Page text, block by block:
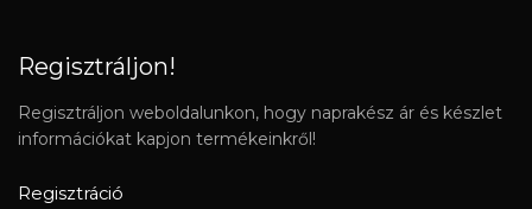
Regisztráljon!
Regisztráljon weboldalunkon, hogy naprakész ár és készlet
információkat kapjon termékeinkről!
Regisztráció